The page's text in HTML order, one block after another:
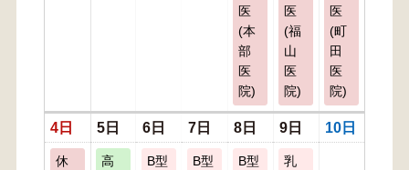
医
(本
部
医
院)
医
(福
山
医
院)
医
(町
田
医
院)
4日 5日 6日 7日 8日 9日 10日
休
高
B型
B型
B型
乳